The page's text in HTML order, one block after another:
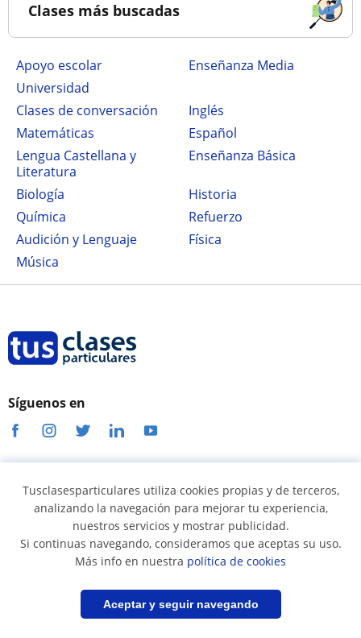
Guardar búsqueda
Clases más buscadas
Apoyo escolar
Enseñanza Media
Universidad
Clases de conversación
Inglés
Matemáticas
Español
Lengua Castellana y
Literatura
Enseñanza Básica
Biología
Historia
Química
Refuerzo
Audición y Lenguaje
Física
Música
Síguenos en
Política de cookies
Política de privacidad
Condiciones uso profesores
Condiciones uso alumnos
Tusclasesparticulares utiliza cookies propias y de terceros,
analizando la navegación para mejorar tu experiencia,
nuestros servicios y mostrar publicidad.
Si continuas navegando, consideramos que aceptas su uso.
Más info en nuestra política de cookies
Aceptar y seguir navegando